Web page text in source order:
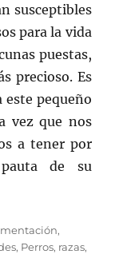
susceptibles
para la vida
puestas,
precioso. Es
pequeño
vez que nos
a tener por
de su
,
, Perros, razas,